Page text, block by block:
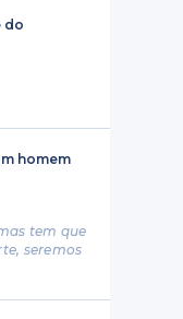
do
homem
tem que
seremos